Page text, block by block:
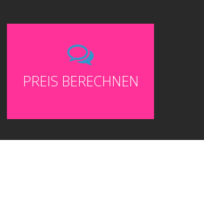
PREIS BERECHNEN